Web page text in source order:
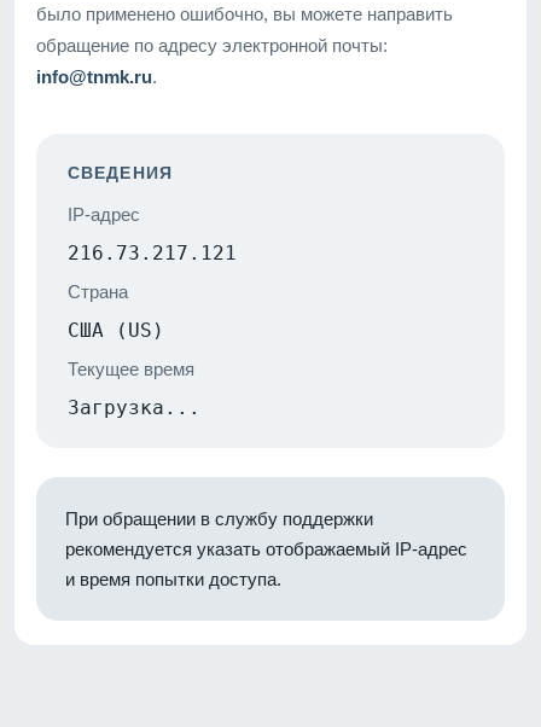
было применено ошибочно, вы можете направить
обращение по адресу электронной почты:
info@tnmk.ru.
СВЕДЕНИЯ
IP-адрес
216.73.217.121
Страна
США (US)
Текущее время
Загрузка...
При обращении в службу поддержки
рекомендуется указать отображаемый IP-адрес
и время попытки доступа.